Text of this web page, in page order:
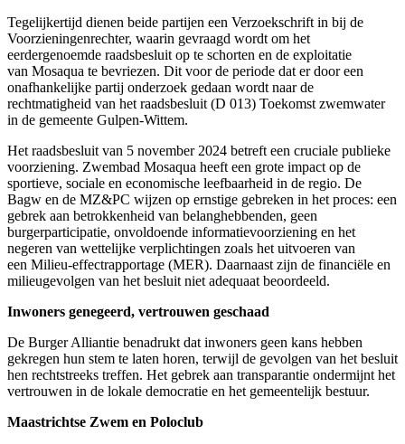
Tegelijkertijd dienen beide partijen een Verzoekschrift in bij de
Voorzieningenrechter, waarin gevraagd wordt om het
eerdergenoemde raadsbesluit op te schorten en de exploitatie
van Mosaqua te bevriezen. Dit voor de periode dat er door een
onafhankelijke partij onderzoek gedaan wordt naar de
rechtmatigheid van het raadsbesluit (D 013) Toekomst zwemwater
in de gemeente Gulpen-Wittem.
Het raadsbesluit van 5 november 2024 betreft een cruciale publieke
voorziening. Zwembad Mosaqua heeft een grote impact op de
sportieve, sociale en economische leefbaarheid in de regio. De
Bagw en de MZ&PC wijzen op ernstige gebreken in het proces: een
gebrek aan betrokkenheid van belanghebbenden, geen
burgerparticipatie, onvoldoende informatievoorziening en het
negeren van wettelijke verplichtingen zoals het uitvoeren van
een Milieu-effectrapportage (MER). Daarnaast zijn de financiële en
milieugevolgen van het besluit niet adequaat beoordeeld.
Inwoners genegeerd, vertrouwen geschaad
De Burger Alliantie benadrukt dat inwoners geen kans hebben
gekregen hun stem te laten horen, terwijl de gevolgen van het besluit
hen rechtstreeks treffen. Het gebrek aan transparantie ondermijnt het
vertrouwen in de lokale democratie en het gemeentelijk bestuur.
Maastrichtse Zwem en Poloclub